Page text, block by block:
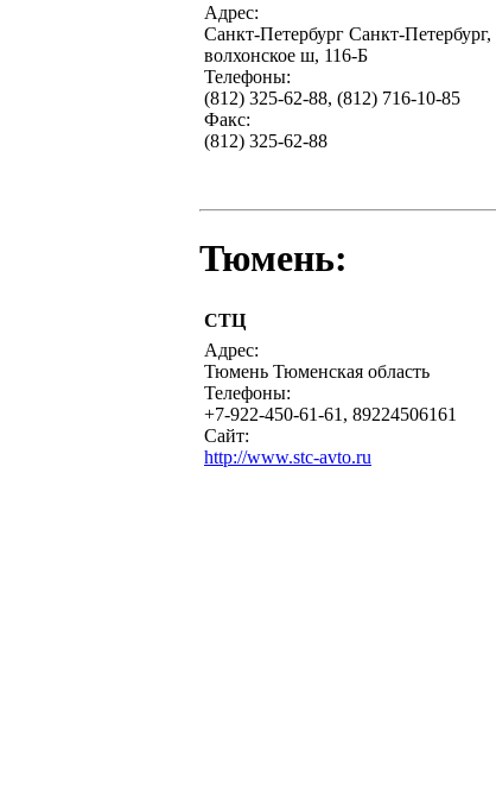
Адрес:
Санкт-Петербург Санкт-Петербург,
волхонское ш, 116-Б
Телефоны:
(812) 325-62-88, (812) 716-10-85
Факс:
(812) 325-62-88
Тюмень:
СТЦ
Адрес:
Тюмень Тюменская область
Телефоны:
+7-922-450-61-61, 89224506161
Сайт:
http://www.stc-avto.ru